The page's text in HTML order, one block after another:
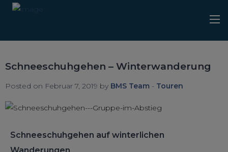
Schneeschuhgehen – Winterwanderung
Posted on Februar 7, 2019 by BMS Team - Touren
Schneeschuhgehen auf winterlichen